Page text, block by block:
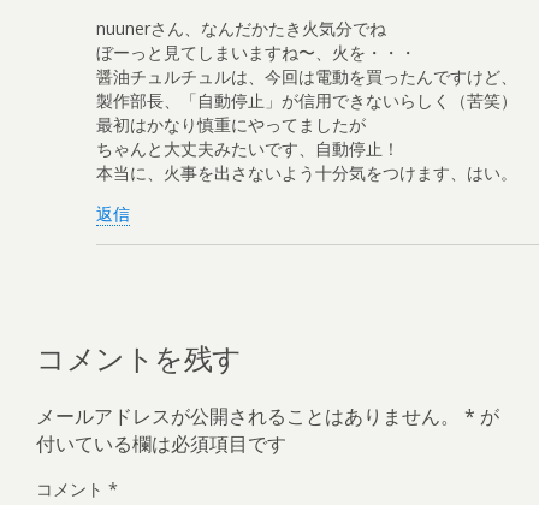
nuunerさん、なんだかたき火気分でね
ぼーっと見てしまいますね〜、火を・・・
醤油チュルチュルは、今回は電動を買ったんですけど、
製作部長、「自動停止」が信用できないらしく（苦笑）
最初はかなり慎重にやってましたが
ちゃんと大丈夫みたいです、自動停止！
本当に、火事を出さないよう十分気をつけます、はい。
返信
コメントを残す
メールアドレスが公開されることはありません。 * が
付いている欄は必須項目です
コメント *